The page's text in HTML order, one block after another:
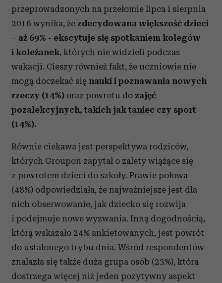
przeprowadzonych na przełomie lipca i sierpnia
2016 wynika, że zdecydowana większość dzieci
– aż 69% - ekscytuje się spotkaniem kolegów
i koleżanek, których nie widzieli podczas
wakacji. Cieszy również fakt, że uczniowie nie
mogą doczekać się nauki i poznawania nowych
rzeczy (14%) oraz powrotu do zajęć
pozalekcyjnych, takich jaktaniec czy sport
(14%).
Równie ciekawa jest perspektywa rodziców,
których Groupon zapytał o zalety wiążące się
z powrotem dzieci do szkoły. Prawie połowa
(48%) odpowiedziała, że najważniejsze jest dla
nich obserwowanie, jak dziecko się rozwija
i podejmuje nowe wyzwania. Inną dogodnością,
którą wskazało 24% ankietowanych, jest powrót
do ustalonego trybu dnia. Wśród respondentów
znalazła się także duża grupa osób (23%), która
dostrzega więcej niż jeden pozytywny aspekt